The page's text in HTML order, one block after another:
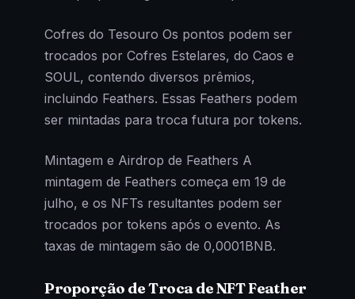
Cofres do Tesouro Os pontos podem ser
trocados por Cofres Estelares, do Caos e
SOUL, contendo diversos prêmios,
incluindo Feathers. Essas Feathers podem
ser mintadas para troca futura por tokens.
Mintagem e Airdrop de Feathers A
mintagem de Feathers começa em 19 de
julho, e os NFTs resultantes podem ser
trocados por tokens após o evento. As
taxas de mintagem são de 0,0001BNB.
Proporção de Troca de NFT Feather